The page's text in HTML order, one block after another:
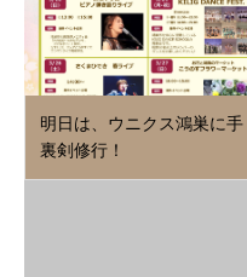
明日は、ウニクス鴻巣に手
裏剣修行！